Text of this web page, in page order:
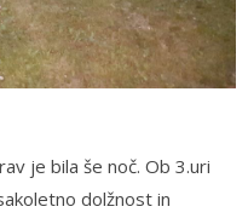
je bila še noč. Ob 3.uri
dolžnost in